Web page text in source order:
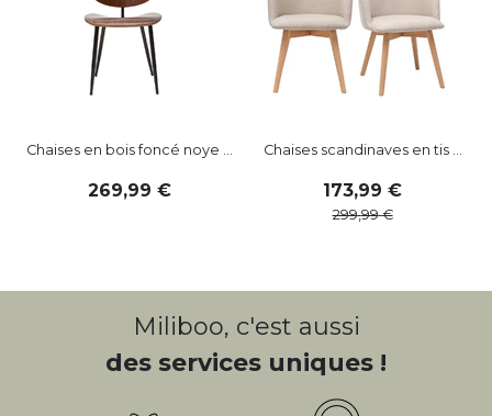
Chaises en bois foncé noye ...
269,99
Chaises scandinaves en tis ...
173,99
299,99
Miliboo, c'est aussi
des services uniques !